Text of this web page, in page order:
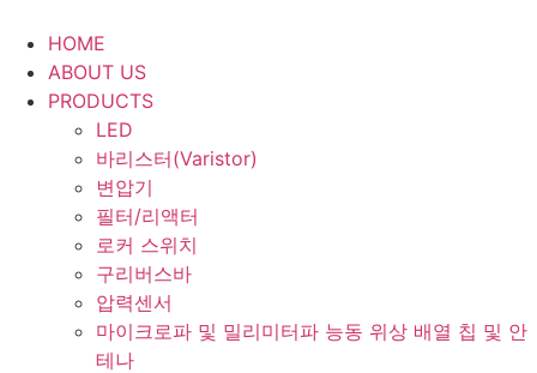
content
HOME
ABOUT US
PRODUCTS
LED
바리스터(Varistor)
변압기
필터/리액터
로커 스위치
구리버스바
압력센서
마이크로파 및 밀리미터파 능동 위상 배열 칩 및 안
테나